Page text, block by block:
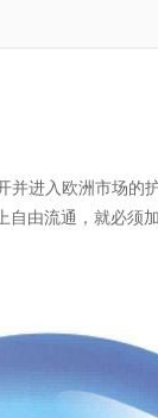
并进入欧洲市场
由流通，就必须